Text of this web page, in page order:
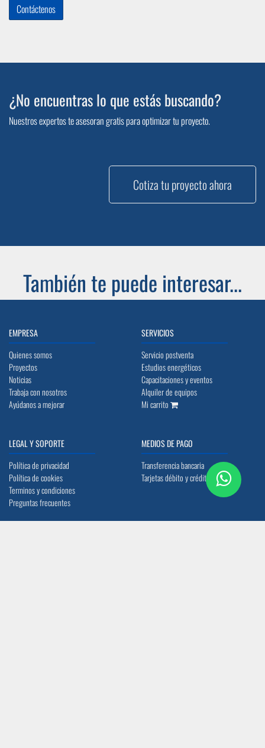
Contáctenos
¿No encuentras lo que estás buscando?
Nuestros expertos te asesoran gratis para optimizar tu proyecto.
Cotiza tu proyecto ahora
También te puede interesar...
EMPRESA
Quienes somos
Proyectos
Noticias
Trabaja con nosotros
Ayúdanos a mejorar
SERVICIOS
Servicio postventa
Estudios energéticos
Capacitaciones y eventos
Alquiler de equipos
Mi carrito
LEGAL Y SOPORTE
Política de privacidad
Política de cookies
Terminos y condiciones
Preguntas frecuentes
MEDIOS DE PAGO
Transferencia bancaria
Tarjetas débito y crédito